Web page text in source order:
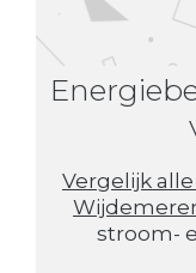
Vergelijk
stroom-